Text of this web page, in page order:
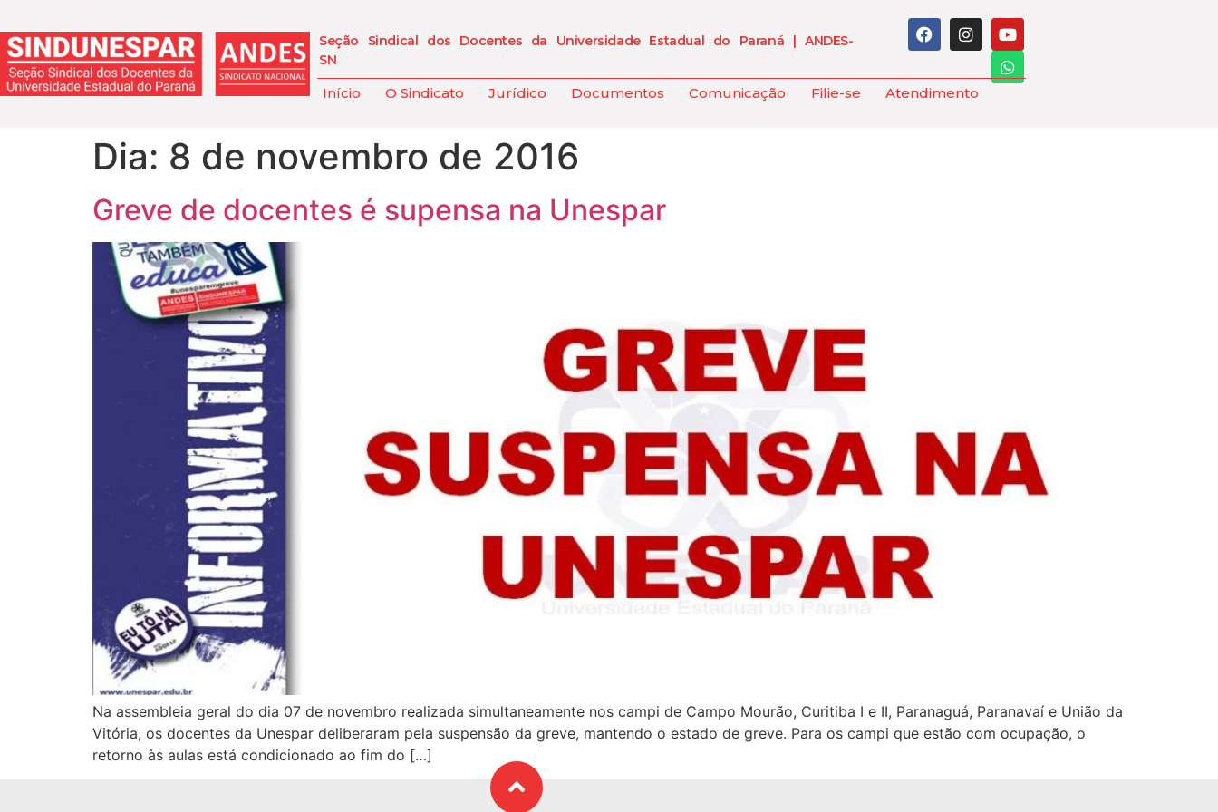
Seção Sindical dos Docentes da Universidade Estadual do Paraná | ANDES-
SN
Início O Sindicato Jurídico Documentos Comunicação Filie-se Atendimento
Dia: 8 de novembro de 2016
Greve de docentes é supensa na Unespar
Na assembleia geral do dia 07 de novembro realizada simultaneamente nos campi de Campo Mourão, Curitiba I e II, Paranaguá, Paranavaí e União da
Vitória, os docentes da Unespar deliberaram pela suspensão da greve, mantendo o estado de greve. Para os campi que estão com ocupação, o
retorno às aulas está condicionado ao fim do […]